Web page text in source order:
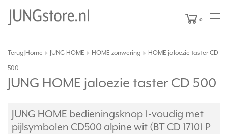
0
Terug Home JUNG HOME HOME zonwering HOME jaloezie taster CD
500
JUNG HOME jaloezie taster CD 500
JUNG HOME bedieningsknop 1-voudig met
pijlsymbolen CD500 alpine wit (BT CD 17101 P